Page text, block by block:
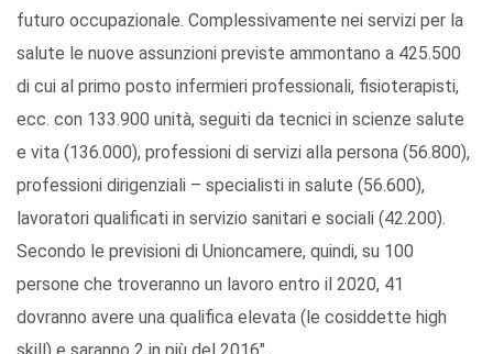
futuro occupazionale. Complessivamente nei servizi per la
salute le nuove assunzioni previste ammontano a 425.500
di cui al primo posto infermieri professionali, fisioterapisti,
ecc. con 133.900 unità, seguiti da tecnici in scienze salute
e vita (136.000), professioni di servizi alla persona (56.800),
professioni dirigenziali – specialisti in salute (56.600),
lavoratori qualificati in servizio sanitari e sociali (42.200).
Secondo le previsioni di Unioncamere, quindi, su 100
persone che troveranno un lavoro entro il 2020, 41
dovranno avere una qualifica elevata (le cosiddette high